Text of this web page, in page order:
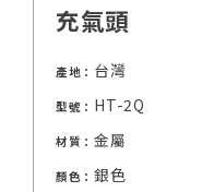
充氣頭
產地： 台灣
型號： HT-2Q
材質：金屬
顏色：銀色